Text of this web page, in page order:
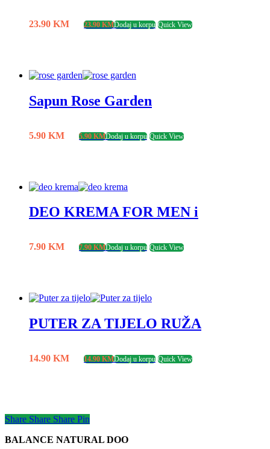
23.90 KM 23.90 KMDodaj u korpu Quick View
Sapun Rose Garden
5.90 KM 5.90 KMDodaj u korpu Quick View
DEO KREMA FOR MEN i
7.90 KM 7.90 KMDodaj u korpu Quick View
PUTER ZA TIJELO RUŽA
14.90 KM 14.90 KMDodaj u korpu Quick View
Share
Share Share Share Pin
BALANCE NATURAL DOO